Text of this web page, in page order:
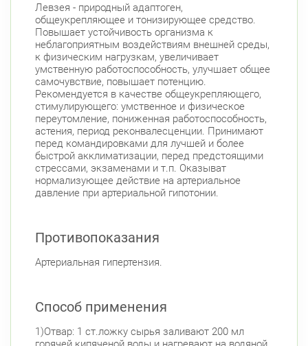
Левзея - природный адаптоген,
общеукрепляющее и тонизирующее средство.
Повышает устойчивость организма к
неблагоприятным воздействиям внешней среды,
к физическим нагрузкам, увеличивает
умственную работоспособность, улучшает общее
самочувствие, повышает потенцию.
Рекомендуется в качестве общеукрепляющего,
стимулирующего: умственное и физическое
переутомление, пониженная работоспособность,
астения, период реконвалесценции. Принимают
перед командировками для лучшей и более
быстрой акклиматизации, перед предстоящими
стрессами, экзаменами и т.п. Оказыват
нормализующее действие на артериальное
давление при артериальной гипотонии.
Противопоказания
Артериальная гипертензия.
Способ применения
1)Отвар: 1 ст.ложку сырья заливают 200 мл